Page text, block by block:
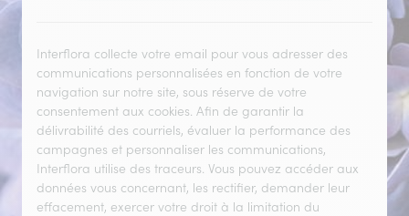
Interflora collecte votre email pour vous adresser des
communications personnalisées en fonction de votre
navigation sur notre site, sous réserve de votre
consentement aux cookies. Afin de garantir la
délivrabilité des courriels, évaluer la performance des
campagnes et personnaliser les communications,
Interflora utilise des traceurs. Vous pouvez accéder aux
données vous concernant, les rectifier, demander leur
effacement, exercer votre droit à la limitation du